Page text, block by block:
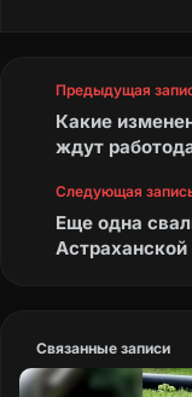
Предыдущая
Какие
ждут
Следующая
Еще одна
Астраханской
Связанные записи